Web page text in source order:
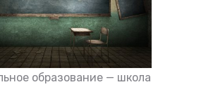
образование — школа